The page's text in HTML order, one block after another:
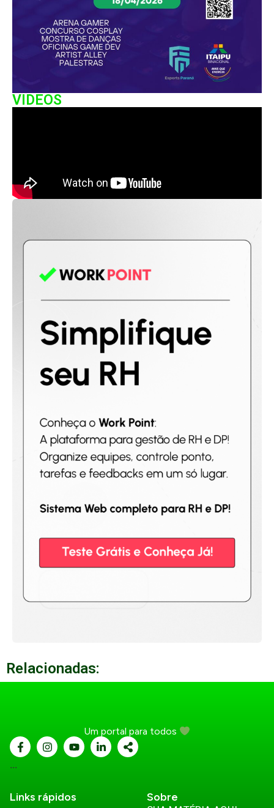
VIDEOS
Relacionadas:
Um portal para todos
...
Links rápidos Sobre